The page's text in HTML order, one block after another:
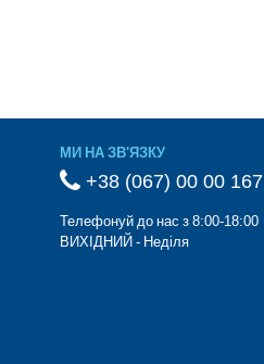
МИ НА ЗВ'ЯЗКУ
+38 (067) 00 00 167
Телефонуй до нас з 8:00-18:00
ВИХІДНИЙ - Неділя